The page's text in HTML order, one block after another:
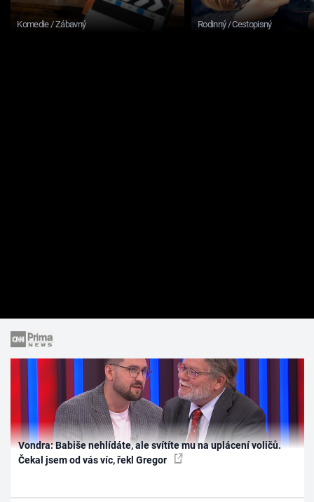
Komedie / Zábavný Rodinný / Cestopisný
Vondra: Babiše nehlídáte, ale svítíte mu na uplácení voličů.
Čekal jsem od vás víc, řekl Gregor